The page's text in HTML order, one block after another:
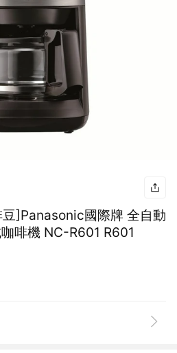
豆]Panasonic國際牌 全自動
啡機 NC-R601 R601